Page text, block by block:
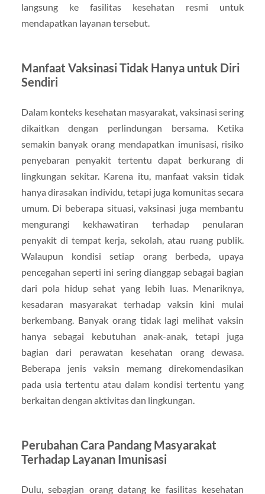
langsung ke fasilitas kesehatan resmi untuk
mendapatkan layanan tersebut.
Manfaat Vaksinasi Tidak Hanya untuk Diri
Sendiri
Dalam konteks kesehatan masyarakat, vaksinasi sering
dikaitkan dengan perlindungan bersama. Ketika
semakin banyak orang mendapatkan imunisasi, risiko
penyebaran penyakit tertentu dapat berkurang di
lingkungan sekitar. Karena itu, manfaat vaksin tidak
hanya dirasakan individu, tetapi juga komunitas secara
umum. Di beberapa situasi, vaksinasi juga membantu
mengurangi kekhawatiran terhadap penularan
penyakit di tempat kerja, sekolah, atau ruang publik.
Walaupun kondisi setiap orang berbeda, upaya
pencegahan seperti ini sering dianggap sebagai bagian
dari pola hidup sehat yang lebih luas. Menariknya,
kesadaran masyarakat terhadap vaksin kini mulai
berkembang. Banyak orang tidak lagi melihat vaksin
hanya sebagai kebutuhan anak-anak, tetapi juga
bagian dari perawatan kesehatan orang dewasa.
Beberapa jenis vaksin memang direkomendasikan
pada usia tertentu atau dalam kondisi tertentu yang
berkaitan dengan aktivitas dan lingkungan.
Perubahan Cara Pandang Masyarakat
Terhadap Layanan Imunisasi
Dulu, sebagian orang datang ke fasilitas kesehatan